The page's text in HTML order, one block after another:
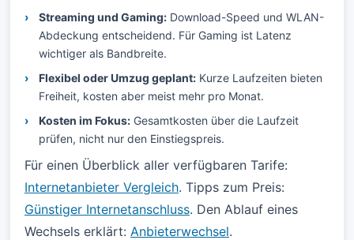
Streaming und Gaming: Download-Speed und WLAN-
Abdeckung entscheidend. Für Gaming ist Latenz
wichtiger als Bandbreite.
Flexibel oder Umzug geplant: Kurze Laufzeiten bieten
Freiheit, kosten aber meist mehr pro Monat.
Kosten im Fokus: Gesamtkosten über die Laufzeit
prüfen, nicht nur den Einstiegspreis.
Für einen Überblick aller verfügbaren Tarife:
Internetanbieter Vergleich. Tipps zum Preis:
Günstiger Internetanschluss. Den Ablauf eines
Wechsels erklärt: Anbieterwechsel.